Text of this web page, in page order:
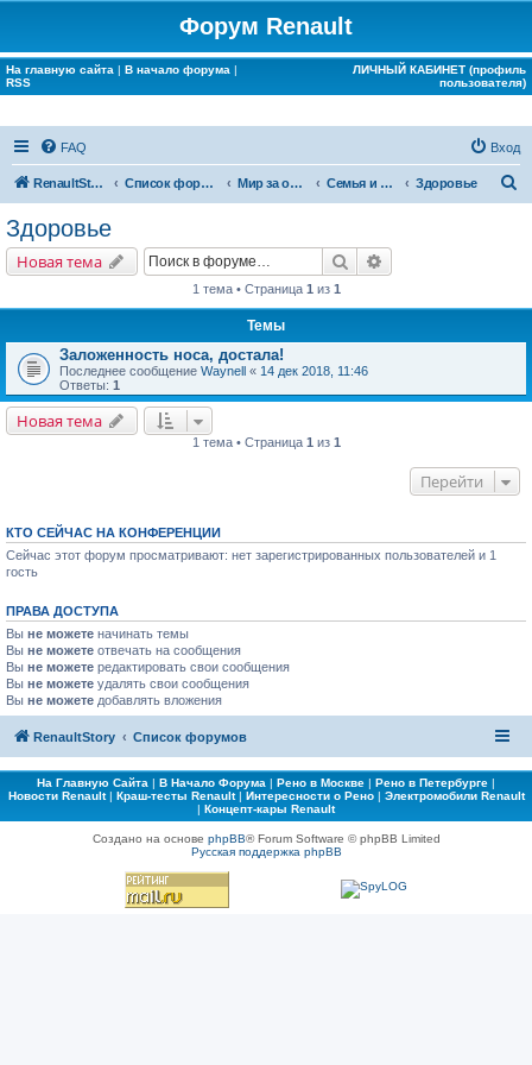
Форум Renault
На главную сайта | В начало форума |
RSS
ЛИЧНЫЙ КАБИНЕТ (профиль
пользователя)
FAQ Вход
RenaultStory Список форумов Мир за окном Renault Семья и дом Здоровье
Здоровье
Новая тема Поиск
1 тема • Страница 1 из 1
Темы
Заложенность носа, достала!
Последнее сообщение Waynell « 14 дек 2018, 11:46
Ответы: 1
Новая тема
1 тема • Страница 1 из 1
Перейти
КТО СЕЙЧАС НА КОНФЕРЕНЦИИ
Сейчас этот форум просматривают: нет зарегистрированных пользователей и 1
гость
ПРАВА ДОСТУПА
Вы не можете начинать темы
Вы не можете отвечать на сообщения
Вы не можете редактировать свои сообщения
Вы не можете удалять свои сообщения
Вы не можете добавлять вложения
RenaultStory Список форумов
На Главную Сайта | В Начало Форума | Рено в Москве | Рено в Петербурге |
Новости Renault| Краш-тесты Renault| Интересности о Рено| Электромобили Renault
| Концепт-кары Renault
Создано на основе phpBB® Forum Software © phpBB Limited
Русская поддержка phpBB